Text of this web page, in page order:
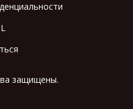
защищены.